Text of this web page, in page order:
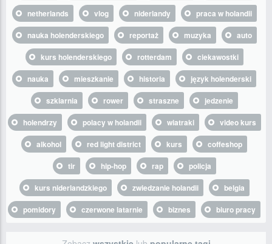
netherlands
vlog niderlandy
praca w holandii
nauka holenderskiego
reportaż muzyka
auto
kurs holenderskiego
rotterdam
ciekawostki
nauka
mieszkanie historia
język holenderski
szklarnia
rower straszne
jedzenie
holendrzy
polacy w holandii wiatraki
video kurs
alkohol
red light district kurs
coffeshop
tir
hip-hop rap
policja
kurs niderlandzkiego
zwiedzanie holandii
belgia
pomidory
czerwone latarnie biznes biuro pracy